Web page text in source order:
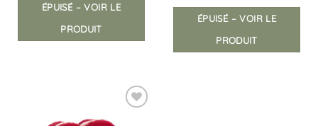
ÉPUISÉ – VOIR LE
PRODUIT
ÉPUISÉ – VOIR LE
PRODUIT